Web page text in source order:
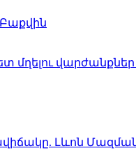
Բաքվին
մղելու
Լևոն